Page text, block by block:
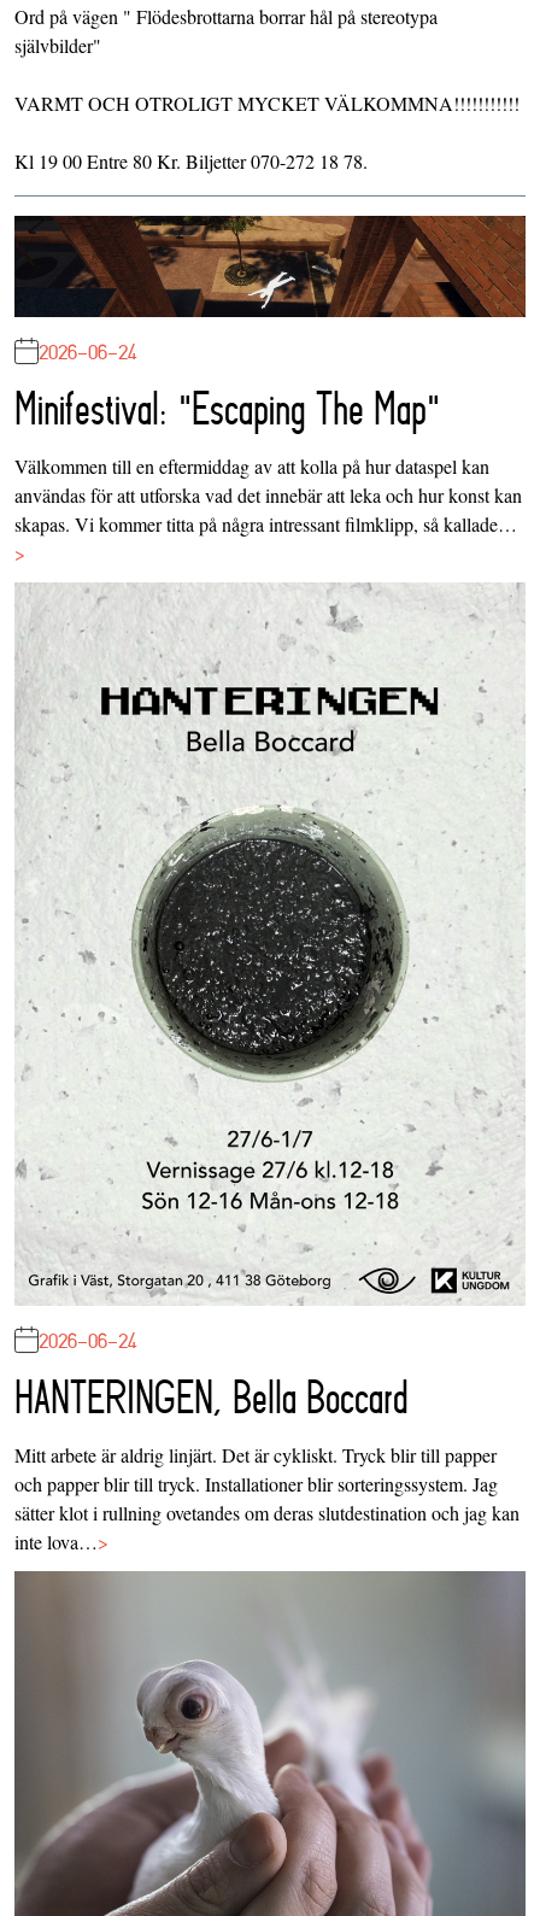
Ord på vägen " Flödesbrottarna borrar hål på stereotypa
självbilder"
VARMT OCH OTROLIGT MYCKET VÄLKOMMNA!!!!!!!!!!!
Kl 19 00 Entre 80 Kr. Biljetter 070-272 18 78.
2026-06-24
Minifestival: "Escaping The Map"
Välkommen till en eftermiddag av att kolla på hur dataspel kan
användas för att utforska vad det innebär att leka och hur konst kan
skapas. Vi kommer titta på några intressant filmklipp, så kallade…
>
2026-06-24
HANTERINGEN, Bella Boccard
Mitt arbete är aldrig linjärt. Det är cykliskt. Tryck blir till papper
och papper blir till tryck. Installationer blir sorteringssystem. Jag
sätter klot i rullning ovetandes om deras slutdestination och jag kan
inte lova…>